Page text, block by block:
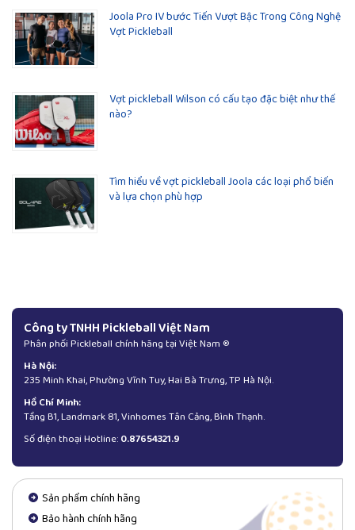
Joola Pro IV bước Tiến Vượt Bậc Trong Công Nghệ
Vợt Pickleball
Vợt pickleball Wilson có cấu tạo đặc biệt như thế
nào?
Tìm hiểu về vợt pickleball Joola các loại phổ biến
và lựa chọn phù hợp
Công ty TNHH Pickleball Việt Nam
Phân phối Pickleball chính hãng tại Việt Nam ®
Hà Nội:
235 Minh Khai, Phường Vĩnh Tuy, Hai Bà Trưng, TP Hà Nội.
Hồ Chí Minh:
Tầng B1, Landmark 81, Vinhomes Tân Cảng, Bình Thạnh.
Số điện thoại Hotline:0.87654321.9
Sản phẩm chính hãng
Bảo hành chính hãng